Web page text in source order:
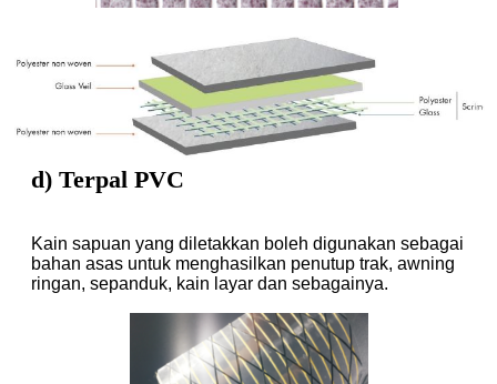
d) Terpal PVC
Kain sapuan yang diletakkan boleh digunakan sebagai
bahan asas untuk menghasilkan penutup trak, awning
ringan, sepanduk, kain layar dan sebagainya.